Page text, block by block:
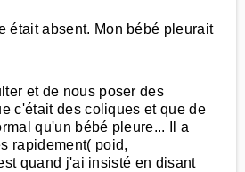
était absent. Mon bébé pleurait
et de nous poser des
c'était des coliques et que de
qu'un bébé pleure... Il a
rapidement( poid,
quand j'ai insisté en disant